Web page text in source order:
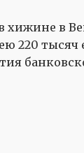
в
220